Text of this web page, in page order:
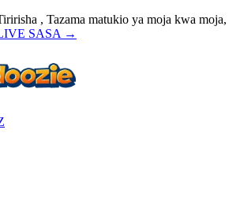
, Tazama matukio ya moja kwa moja,
SASA →